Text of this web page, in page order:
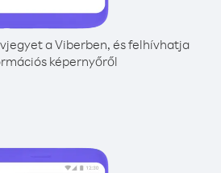
a Viberben, és felhívhatja
képernyőről